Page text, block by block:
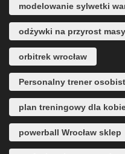
modelowanie sylwetki
odżywki na przyrost masy
orbitrek wrocław
Personalny trener
plan treningowy dla
powerball Wrocław sklep